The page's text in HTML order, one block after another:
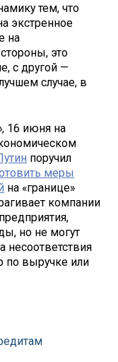
тем, что
экстренное
на
это
с другой —
случае, в
16 июня на
поручил
меры
на «границе»
компании
но не могут
несоответствия
по выручке или